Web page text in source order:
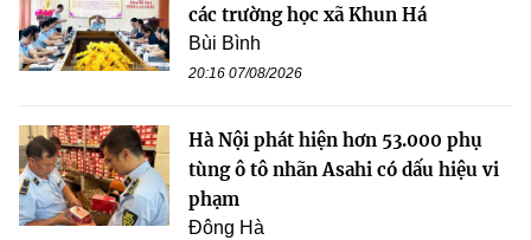
các trường học xã Khun Há
Bùi Bình
20:16 07/08/2026
Hà Nội phát hiện hơn 53.000 phụ
tùng ô tô nhãn Asahi có dấu hiệu vi
phạm
Đông Hà